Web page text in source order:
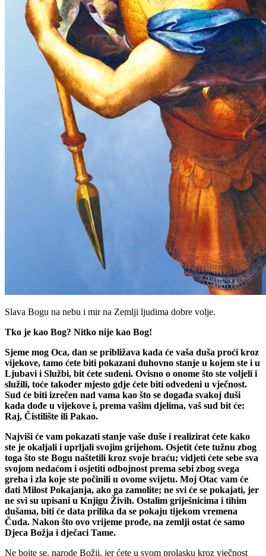
Slava Bogu na nebu i mir na Zemlji ljudima dobre volje.
Tko je kao Bog? Nitko nije kao Bog!
Sjeme mog Oca, dan se približava kada će vaša duša proći kroz
vijekove, tamo ćete biti pokazani duhovno stanje u kojem ste i u
Ljubavi i Službi, bit ćete suđeni. Ovisno o onome što ste voljeli i
služili, toće također mjesto gdje ćete biti odvedeni u vječnost.
Sud će biti izrečen nad vama kao što se događa svakoj duši
kada dođe u vijekove i, prema vašim djelima, vaš sud bit će:
Raj, Čistilište ili Pakao.
Najviši će vam pokazati stanje vaše duše i realizirat ćete kako
ste je okaljali i uprljali svojim grijehom. Osjetit ćete tužnu zbog
toga što ste Bogu naštetili kroz svoje braću; vidjeti ćete sebe sva
svojom nedaćom i osjetiti odbojnost prema sebi zbog svega
greha i zla koje ste počinili u ovome svijetu. Moj Otac vam će
dati Milost Pokajanja, ako ga zamolite; ne svi će se pokajati, jer
ne svi su upisani u Knjigu Živih. Ostalim griješnicima i tihim
dušama, biti će data prilika da se pokaju tijekom vremena
Čuda. Nakon što ovo vrijeme prođe, na zemlji ostat će samo
Djeca Božja i dječaci Tame.
Ne bojte se, narode Božji, jer ćete u svom prolasku kroz vječnost